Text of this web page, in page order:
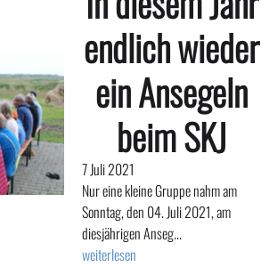
endlich wieder
ein Ansegeln
beim SKJ
7 Juli 2021
Nur eine kleine Gruppe nahm am
Sonntag, den 04. Juli 2021, am
diesjährigen Anseg...
weiterlesen